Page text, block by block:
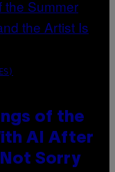
of the
AI After
Sorry